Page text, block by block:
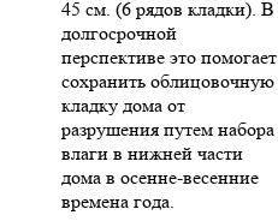
45 см. (6 рядов кладки). В
долгосрочной
перспективе это помогает
сохранить облицовочную
кладку дома от
разрушения путем набора
влаги в нижней части
дома в осенне-весенние
времена года.